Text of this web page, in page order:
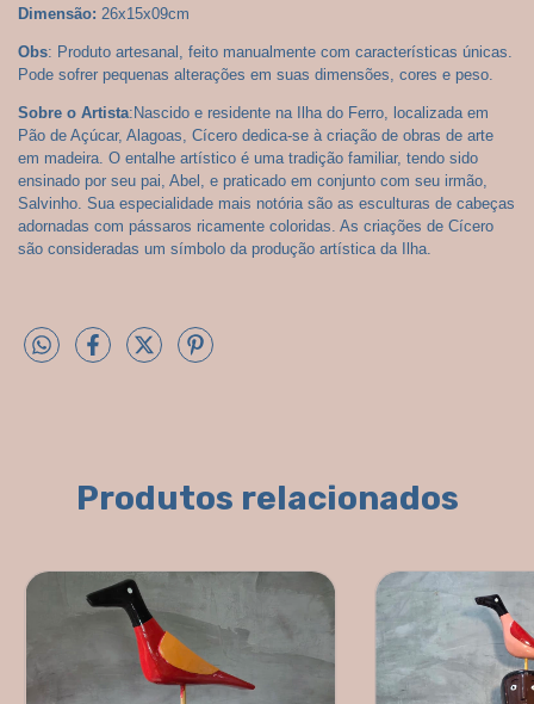
Dimensão: 26x15x09cm
Obs: Produto artesanal, feito manualmente com características únicas.
Pode sofrer pequenas alterações em suas dimensões, cores e peso.
Sobre o Artista:Nascido e residente na Ilha do Ferro, localizada em
Pão de Açúcar, Alagoas, Cícero dedica-se à criação de obras de arte
em madeira. O entalhe artístico é uma tradição familiar, tendo sido
ensinado por seu pai, Abel, e praticado em conjunto com seu irmão,
Salvinho. Sua especialidade mais notória são as esculturas de cabeças
adornadas com pássaros ricamente coloridas. As criações de Cícero
são consideradas um símbolo da produção artística da Ilha.
Produtos relacionados